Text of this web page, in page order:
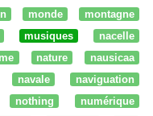
monde
montagne
musiques
nacelle
nature
nausicaa
navale
naviguation
nothing
numérique